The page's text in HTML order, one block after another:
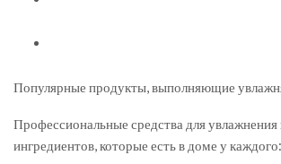
Популярные продукты, выполняющие
Профессиональные средства для увлажнения
ингредиентов, которые есть в доме у каждого: